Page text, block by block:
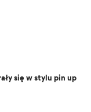
się w stylu pin up